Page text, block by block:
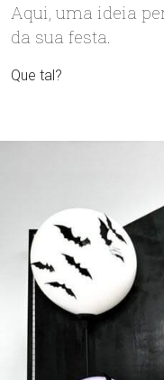
Aqui, uma ideia
da sua festa.
Que tal?